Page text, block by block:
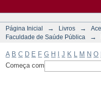
Página Inicial → Livros →
Faculdade de Saúde Pública
→
A B C D E F G H J K M N O
Começa com